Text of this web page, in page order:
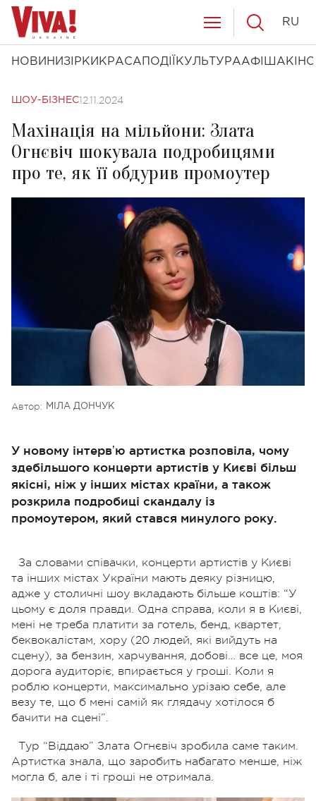
НОВИНИ ЗІРКИ КРАСА ПОДІЇ КУЛЬТУРААФІША КІНО
RU
ШОУ-БІЗНЕС12.11.2024
Махінація на мільйони: Злата
Огнєвіч шокувала подробицями
про те, як її обдурив промоутер
Автор: МІЛА ДОНЧУК
У новому інтервʼю артистка розповіла, чому
здебільшого концерти артистів у Києві більш
якісні, ніж у інших містах країни, а також
розкрила подробиці скандалу із
промоутером, який стався минулого року.
За словами співачки, концерти артистів у Києві
та інших містах України мають деяку різницю,
адже у столичні шоу вкладають більше коштів: “У
цьому є доля правди. Одна справа, коли я в Києві,
мені не треба платити за готель, бенд, квартет,
беквокалістам, хору (20 людей, які вийдуть на
сцену), за бензин, харчування, добові… все це, моя
дорога аудиторіє, впирається у гроші. Коли я
роблю концерти, максимально урізаю себе, але
везу те, що б мені самій як глядачу хотілося б
бачити на сцені”.
Тур “Віддаю” Злата Огнєвіч зробила саме таким.
Артистка знала, що заробить набагато менше, ніж
могла б, але і ті гроші не отримала.